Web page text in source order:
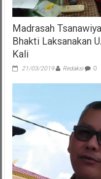
Madrasah
Bhakti Laksanakan
Kali
21/03/2019 Redaksi 0